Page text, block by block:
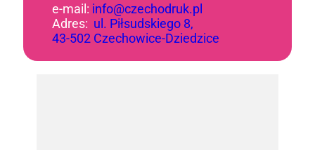
e-mail: info@czechodruk.pl
Adres: ul. Piłsudskiego 8,
43-502 Czechowice-Dziedzice